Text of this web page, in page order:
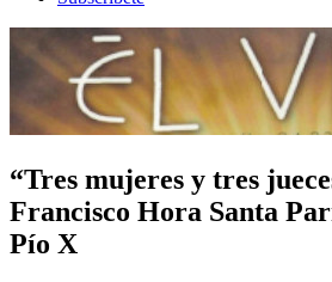
“Tres mujeres y tres
Francisco Hora Santa
Pío X